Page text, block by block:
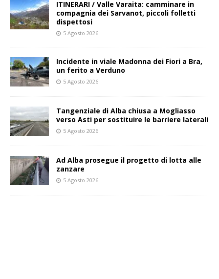
ITINERARI / Valle Varaita: camminare in
compagnia dei Sarvanot, piccoli folletti
dispettosi
5 Agosto 2026
Incidente in viale Madonna dei Fiori a Bra,
un ferito a Verduno
5 Agosto 2026
Tangenziale di Alba chiusa a Mogliasso
verso Asti per sostituire le barriere laterali
5 Agosto 2026
Ad Alba prosegue il progetto di lotta alle
zanzare
5 Agosto 2026